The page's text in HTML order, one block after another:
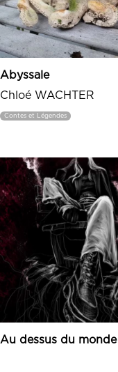
Abyssale
Chloé WACHTER
Contes et Légendes
Au dessus du monde